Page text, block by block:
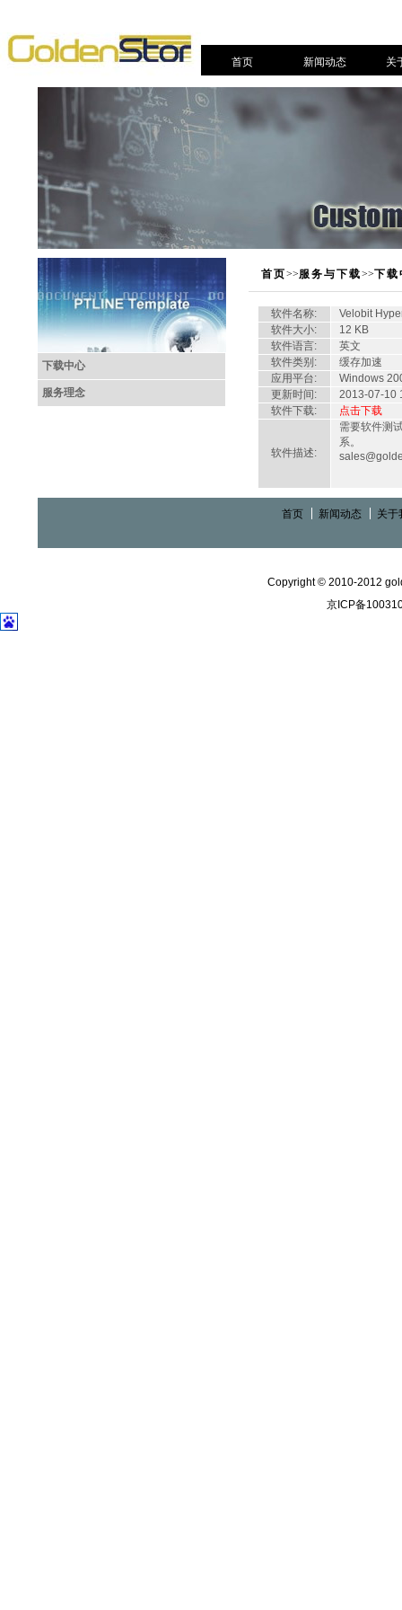
首页 新闻动态 关
下载中心
服务理念
首页>>服务与下载>>下载
软件名称:
Velobit
软件大小:
12 KB
软件语言:
英文
软件类别:
缓存加速
应用平台:
Windows
更新时间:
2013-07-10
软件下载:
点击下载
软件描述:
需要软件测
系。
首页 新闻动态 关于
Copyright © 2010-2012
京ICP备